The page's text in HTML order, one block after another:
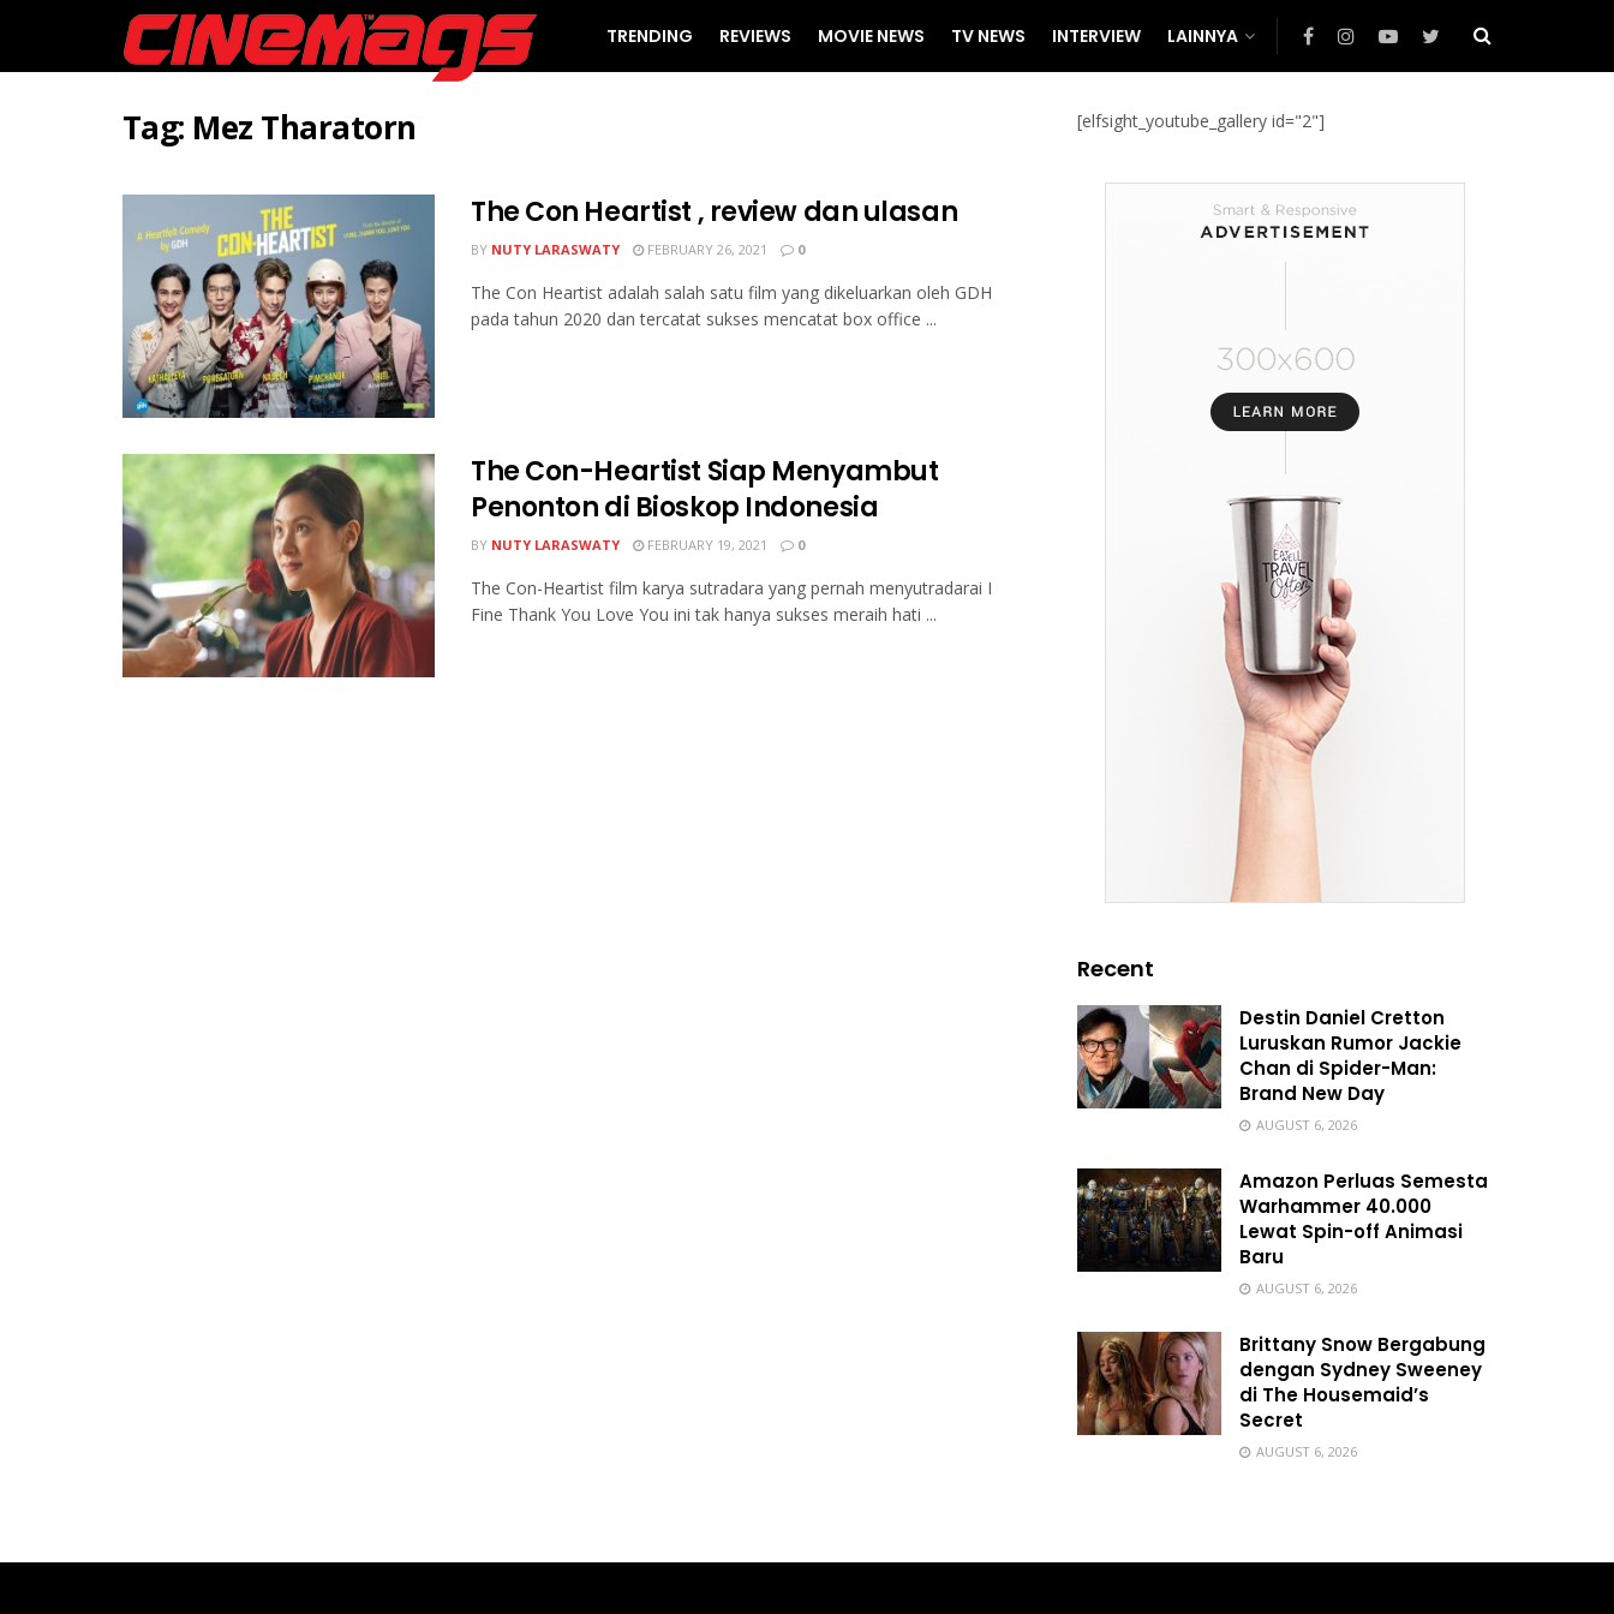
TRENDING REVIEWS MOVIE NEWS TV NEWS INTERVIEW LAINNYA
Tag: Mez Tharatorn
The Con Heartist , review dan ulasan
BY NUTY LARASWATY FEBRUARY 26, 2021 0
The Con Heartist adalah salah satu film yang dikeluarkan oleh GDH
pada tahun 2020 dan tercatat sukses mencatat box office ...
The Con-Heartist Siap Menyambut
Penonton di Bioskop Indonesia
BY NUTY LARASWATY FEBRUARY 19, 2021 0
The Con-Heartist film karya sutradara yang pernah menyutradarai I
Fine Thank You Love You ini tak hanya sukses meraih hati ...
[elfsight_youtube_gallery id="2"]
Recent
Destin Daniel Cretton
Luruskan Rumor Jackie
Chan di Spider-Man:
Brand New Day
AUGUST 6, 2026
Amazon Perluas Semesta
Warhammer 40.000
Lewat Spin-off Animasi
Baru
AUGUST 6, 2026
Brittany Snow Bergabung
dengan Sydney Sweeney
di The Housemaid’s
Secret
AUGUST 6, 2026